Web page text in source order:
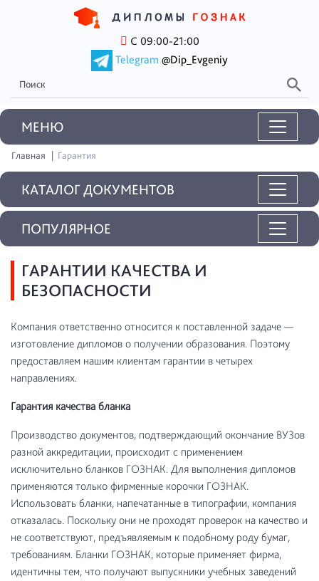
С 09:00-21:00
Telegram @Dip_Evgeniy
MEНЮ
Главная Гарантия
КАТАЛОГ ДОКУМЕНТОВ
ГАРАНТИИ КАЧЕСТВА И
БЕЗОПАСНОСТИ
Компания ответственно относится к поставленной задаче —
изготовление дипломов о получении образования. Поэтому
предоставляем нашим клиентам гарантии в четырех
направлениях.
Гарантия качества бланка
Производство документов, подтверждающий окончание ВУЗов
разной аккредитации, происходит с применением
исключительно бланков ГОЗНАК. Для выполнения дипломов
применяются только фирменные корочки ГОЗНАК.
Использовать бланки, напечатанные в типографии, компания
отказалась. Поскольку они не проходят проверок на качество и
не соответствуют, предъявляемым к подобному роду бумаг,
требованиям. Бланки ГОЗНАК, которые применяет фирма,
идентичны тем, что получают выпускники учебных заведений
ПОПУЛЯРНОЕ